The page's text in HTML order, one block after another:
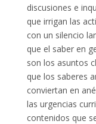
discusiones e
que irrigan las
con un silencio
que el saber en
son los asuntos
que los saberes
conviertan en
las urgencias
contenidos que